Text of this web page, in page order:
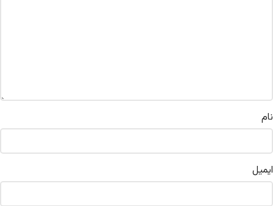
نام
ایمیل